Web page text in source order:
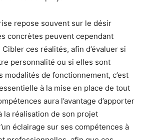
repose souvent sur le désir
concrètes peuvent cependant
ces réalités, afin d’évaluer si
personnalité ou si elles sont
modalités de fonctionnement, c’est
à la mise en place de tout
aura l’avantage d’apporter
la réalisation de son projet
éclairage sur ses compétences à